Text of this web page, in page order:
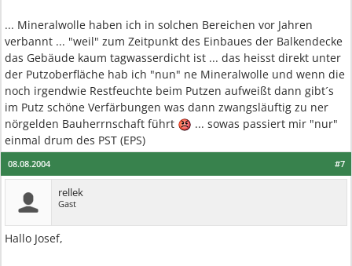
... Mineralwolle haben ich in solchen Bereichen vor Jahren
verbannt ... "weil" zum Zeitpunkt des Einbaues der Balkendecke
das Gebäude kaum tagwasserdicht ist ... das heisst direkt unter
der Putzoberfläche hab ich "nun" ne Mineralwolle und wenn die
noch irgendwie Restfeuchte beim Putzen aufweißt dann gibt´s
im Putz schöne Verfärbungen was dann zwangsläuftig zu ner
nörgelden Bauherrnschaft führt
... sowas passiert mir "nur"
einmal drum des PST (EPS)
#7
08.08.2004
rellek
Gast
Hallo Josef,